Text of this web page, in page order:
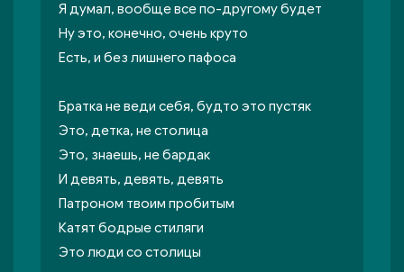
Я думал, вообще все по-другому будет
Ну это, конечно, очень круто
Есть, и без лишнего пафоса
Братка не веди себя, будто это пустяк
Это, детка, не столица
Это, знаешь, не бардак
И девять, девять, девять
Патроном твоим пробитым
Катят бодрые стиляги
Это люди со столицы